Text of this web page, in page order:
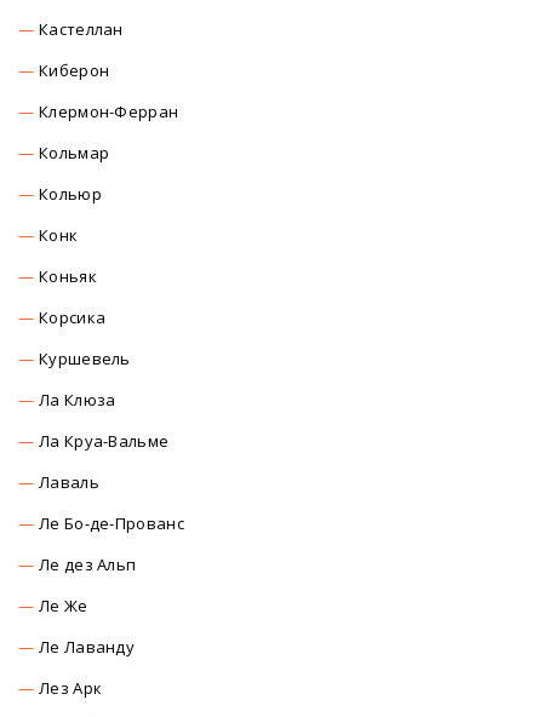
Кастеллан
Киберон
Клермон-Ферран
Кольмар
Кольюр
Конк
Коньяк
Корсика
Куршевель
Ла Клюза
Ла Круа-Вальме
Лаваль
Ле Бо-де-Прованс
Ле дез Альп
Ле Же
Ле Лаванду
Лез Арк